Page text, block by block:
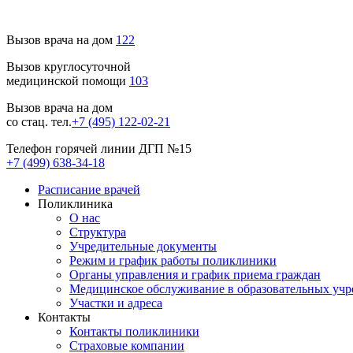
Вызов врача на дом 122
Вызов круглосуточной
медицинской помощи 103
Вызов врача на дом
со стац. тел.+7 (495) 122-02-21
Телефон горячей линии ДГП №15
+7 (499) 638-34-18
Расписание врачей
Поликлиника
О нас
Структура
Учредительные документы
Режим и график работы поликлиники
Органы управления и график приема граждан
Медицинское обслуживание в образовательных
Участки и адреса
Контакты
Контакты поликлиники
Страховые компании